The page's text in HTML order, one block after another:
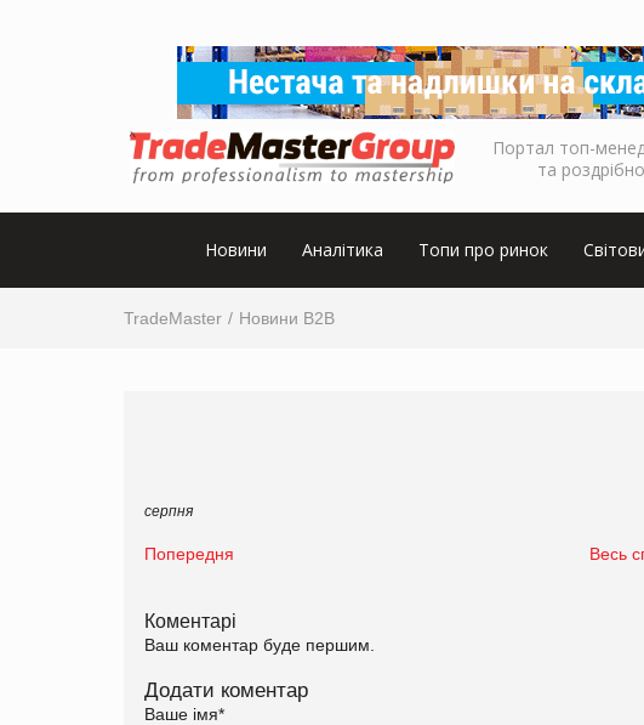
Портал топ-
та
Новини Аналітика Топи про ринок
TradeMaster Новини B2B
серпня
Попередня Весь
Коментарі
Ваш коментар буде першим.
Додати коментар
Ваше імя*